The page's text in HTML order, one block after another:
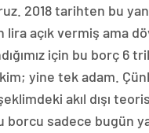
2018 tarihten bu
açık vermiş ama
için bu borç 6
yine tek adam.
akıl dışı
borcu sadece bugün